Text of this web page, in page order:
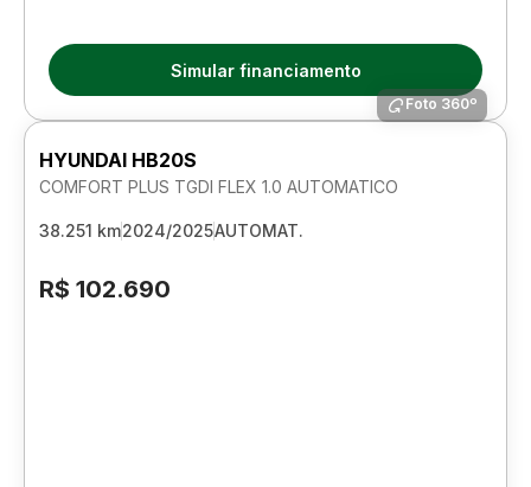
Simular financiamento
Foto 360º
HYUNDAI HB20S
COMFORT PLUS TGDI FLEX 1.0 AUTOMATICO
38.251 km2024/2025AUTOMAT.
R$ 102.690